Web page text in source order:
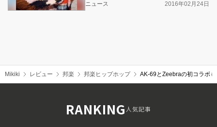
ニュース 2016年02月24日
Mikiki レビュー 邦楽 邦楽ヒップホップ AK-69とZeebraの初コラボ
RANKING人気記事